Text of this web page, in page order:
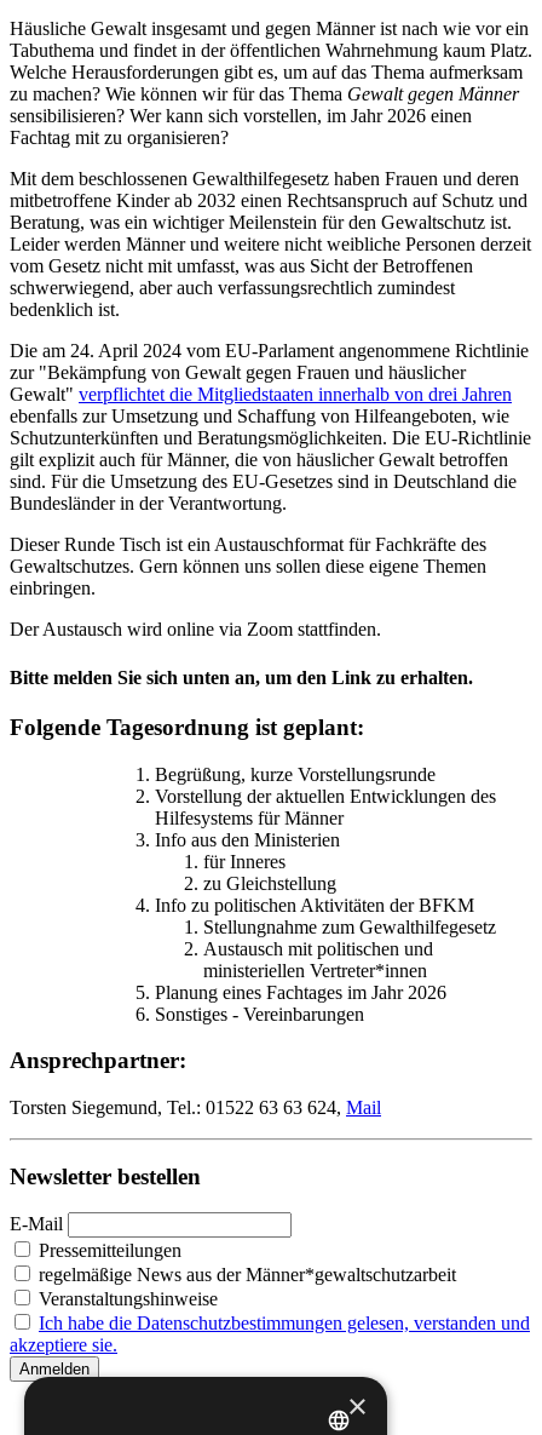
Häusliche Gewalt insgesamt und gegen Männer ist nach wie vor ein
Tabuthema und findet in der öffentlichen Wahrnehmung kaum Platz.
Welche Herausforderungen gibt es, um auf das Thema aufmerksam
zu machen? Wie können wir für das Thema Gewalt gegen Männer
sensibilisieren? Wer kann sich vorstellen, im Jahr 2026 einen
Fachtag mit zu organisieren?
Mit dem beschlossenen Gewalthilfegesetz haben Frauen und deren
mitbetroffene Kinder ab 2032 einen Rechtsanspruch auf Schutz und
Beratung, was ein wichtiger Meilenstein für den Gewaltschutz ist.
Leider werden Männer und weitere nicht weibliche Personen derzeit
vom Gesetz nicht mit umfasst, was aus Sicht der Betroffenen
schwerwiegend, aber auch verfassungsrechtlich zumindest
bedenklich ist.
Die am 24. April 2024 vom EU-Parlament angenommene Richtlinie
zur "Bekämpfung von Gewalt gegen Frauen und häuslicher
Gewalt" verpflichtet die Mitgliedstaaten innerhalb von drei Jahren
ebenfalls zur Umsetzung und Schaffung von Hilfeangeboten, wie
Schutzunterkünften und Beratungsmöglichkeiten. Die EU-Richtlinie
gilt explizit auch für Männer, die von häuslicher Gewalt betroffen
sind. Für die Umsetzung des EU-Gesetzes sind in Deutschland die
Bundesländer in der Verantwortung.
Dieser Runde Tisch ist ein Austauschformat für Fachkräfte des
Gewaltschutzes. Gern können uns sollen diese eigene Themen
einbringen.
Der Austausch wird online via Zoom stattfinden.
Bitte melden Sie sich unten an, um den Link zu erhalten.
Folgende Tagesordnung ist geplant:
Begrüßung, kurze Vorstellungsrunde
Vorstellung der aktuellen Entwicklungen des
Hilfesystems für Männer
Info aus den Ministerien
für Inneres
zu Gleichstellung
Info zu politischen Aktivitäten der BFKM
Stellungnahme zum Gewalthilfegesetz
Austausch mit politischen und
ministeriellen Vertreter*innen
Planung eines Fachtages im Jahr 2026
Sonstiges - Vereinbarungen
Ansprechpartner:
Torsten Siegemund, Tel.: 01522 63 63 624, Mail
Newsletter bestellen
E-Mail
Pressemitteilungen
regelmäßige News aus der Männer*gewaltschutzarbeit
Veranstaltungshinweise
Ich habe die Datenschutzbestimmungen gelesen, verstanden und
akzeptiere sie.
×